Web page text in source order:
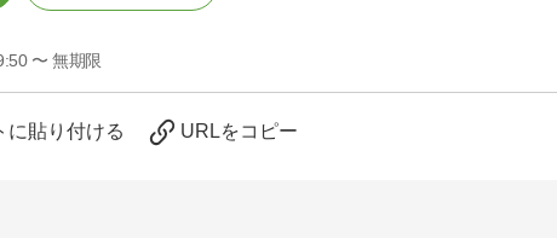
〜 無期限
に貼り付ける URLをコピー